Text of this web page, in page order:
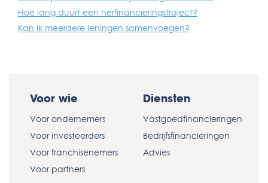
Hoe lang duurt een herfinancieringstraject?
Kan ik meerdere leningen samenvoegen?
Voor wie
Voor ondernemers
Voor investeerders
Voor franchisenemers
Voor partners
Diensten
Vastgoedfinancieringen
Bedrijfsfinancieringen
Advies